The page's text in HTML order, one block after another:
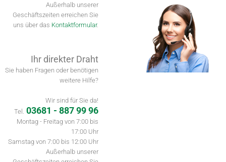
Außerhalb unserer
Geschäftszeiten erreichen Sie
uns über das Kontaktformular.
Ihr direkter Draht
Sie haben Fragen oder benötigen
weitere Hilfe?
Wir sind für Sie da!
Tel. 03681 - 887 99 96
Montag - Freitag von 7:00 bis
17:00 Uhr
Samstag von 7:00 bis 12:00 Uhr
Außerhalb unserer